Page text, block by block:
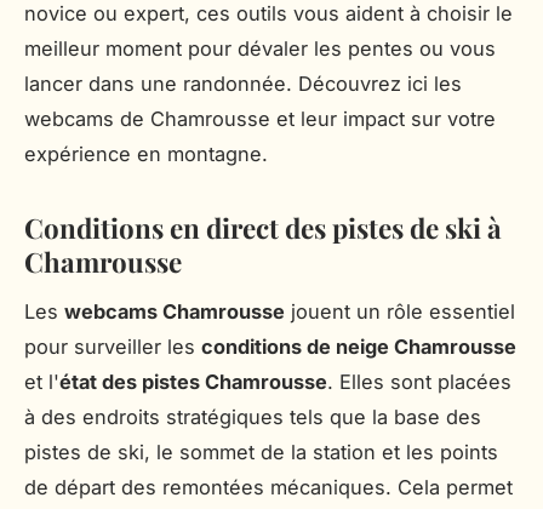
novice ou expert, ces outils vous aident à choisir le
meilleur moment pour dévaler les pentes ou vous
lancer dans une randonnée. Découvrez ici les
webcams de Chamrousse et leur impact sur votre
expérience en montagne.
Conditions en direct des pistes de ski à
Chamrousse
Les webcams Chamrousse jouent un rôle essentiel
pour surveiller les conditions de neige Chamrousse
et l'état des pistes Chamrousse. Elles sont placées
à des endroits stratégiques tels que la base des
pistes de ski, le sommet de la station et les points
de départ des remontées mécaniques. Cela permet